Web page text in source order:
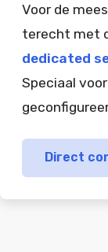
Voor de
terecht met
dedicated
Speciaal
Direct